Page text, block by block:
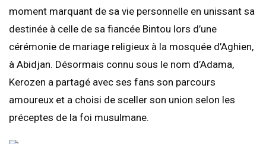
moment marquant de sa vie personnelle en unissant sa
destinée à celle de sa fiancée Bintou lors d’une
cérémonie de mariage religieux à la mosquée d’Aghien,
à Abidjan. Désormais connu sous le nom d’Adama,
Kerozen a partagé avec ses fans son parcours
amoureux et a choisi de sceller son union selon les
préceptes de la foi musulmane.